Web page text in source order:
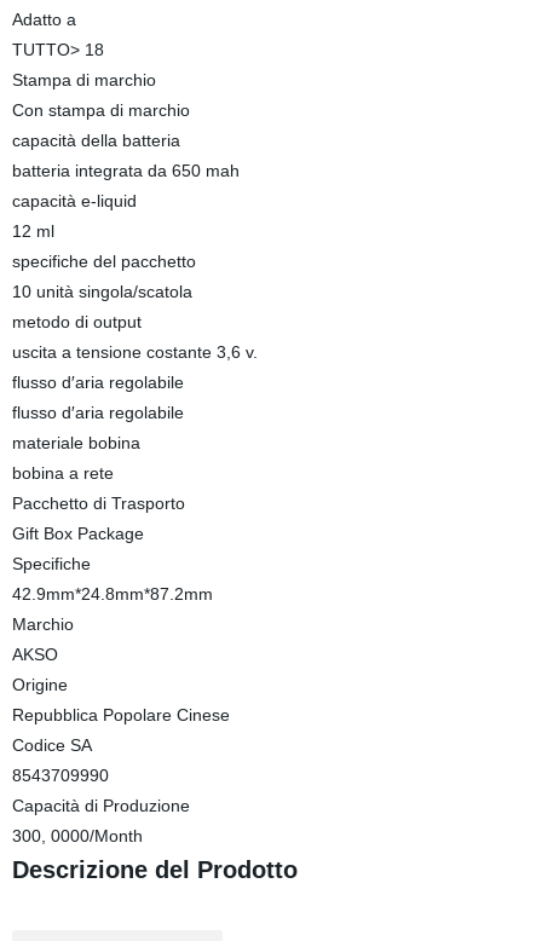
Adatto a
TUTTO> 18
Stampa di marchio
Con stampa di marchio
capacità della batteria
batteria integrata da 650 mah
capacità e-liquid
12 ml
specifiche del pacchetto
10 unità singola/scatola
metodo di output
uscita a tensione costante 3,6 v.
flusso d′aria regolabile
flusso d′aria regolabile
materiale bobina
bobina a rete
Pacchetto di Trasporto
Gift Box Package
Specifiche
42.9mm*24.8mm*87.2mm
Marchio
AKSO
Origine
Repubblica Popolare Cinese
Codice SA
8543709990
Capacità di Produzione
300, 0000/Month
Descrizione del Prodotto